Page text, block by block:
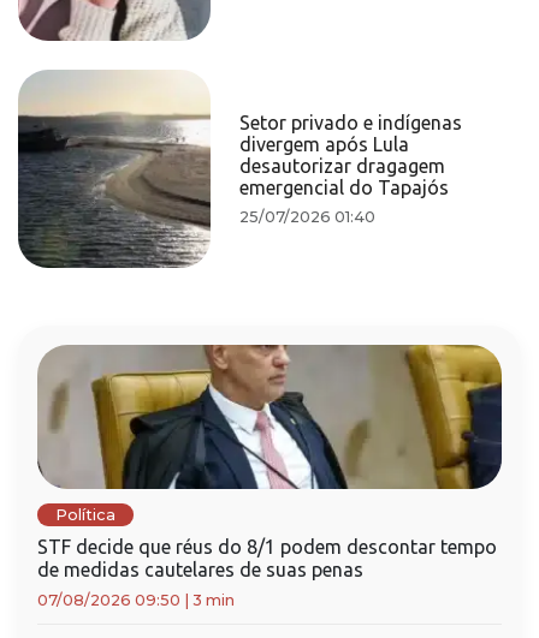
Setor privado e indígenas
divergem após Lula
desautorizar dragagem
emergencial do Tapajós
25/07/2026 01:40
Política
STF decide que réus do 8/1 podem descontar tempo
de medidas cautelares de suas penas
07/08/2026 09:50 3 min